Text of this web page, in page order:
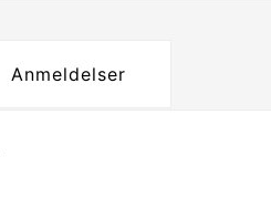
Anmeldelser